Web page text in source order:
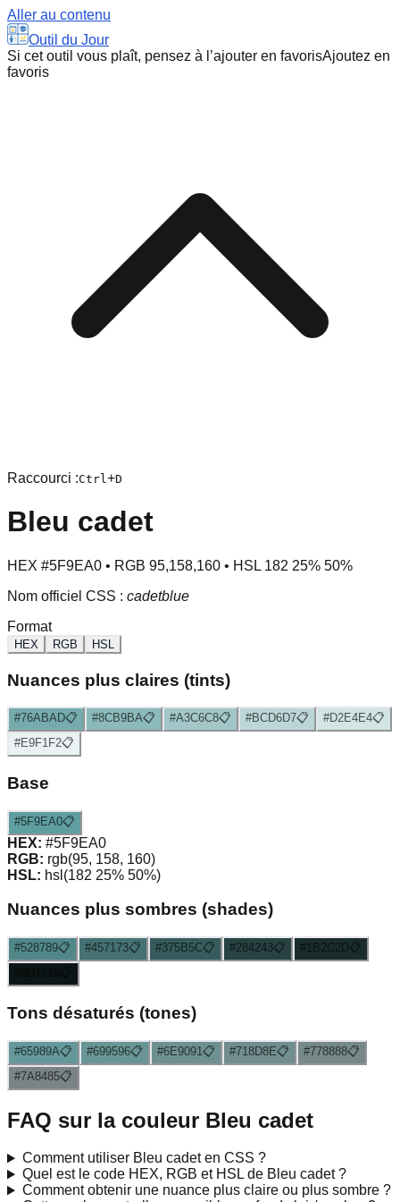
Aller au contenu
Outil du Jour
Si cet outil vous plaît, pensez à l’ajouter en favorisAjoutez en
favoris
Raccourci :Ctrl+D
Bleu cadet
HEX #5F9EA0 • RGB 95,158,160 • HSL 182 25% 50%
Nom officiel CSS : cadetblue
Format
HEX RGB HSL
Nuances plus claires (tints)
#76ABAD📋 #8CB9BA📋 #A3C6C8📋 #BCD6D7📋 #D2E4E4📋
#E9F1F2📋
Base
#5F9EA0📋
HEX: #5F9EA0
RGB: rgb(95, 158, 160)
HSL: hsl(182 25% 50%)
Nuances plus sombres (shades)
#528789📋 #457173📋 #375B5C📋 #284243📋 #1B2C2D📋
Tons désaturés (tones)
#65989A📋 #699596📋 #6E9091📋 #718D8E📋 #778888📋
#7A8485📋
FAQ sur la couleur Bleu cadet
Comment utiliser Bleu cadeten CSS ?
Quel est le code HEX, RGB et HSL de Bleu cadet?
Comment obtenir une nuance plus claire ou plus sombre ?